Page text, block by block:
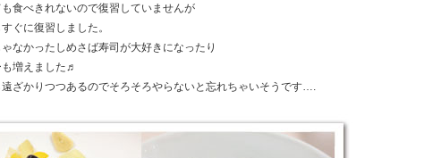
食べきれないので復習していませんが
ぐに復習しました。
なかったしめさば寿司が大好きになったり
増えました♬
ざかりつつあるのでそろそろやらないと忘れちゃいそうです….